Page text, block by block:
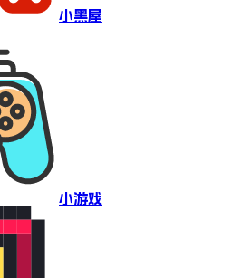
小黑屋
小游戏